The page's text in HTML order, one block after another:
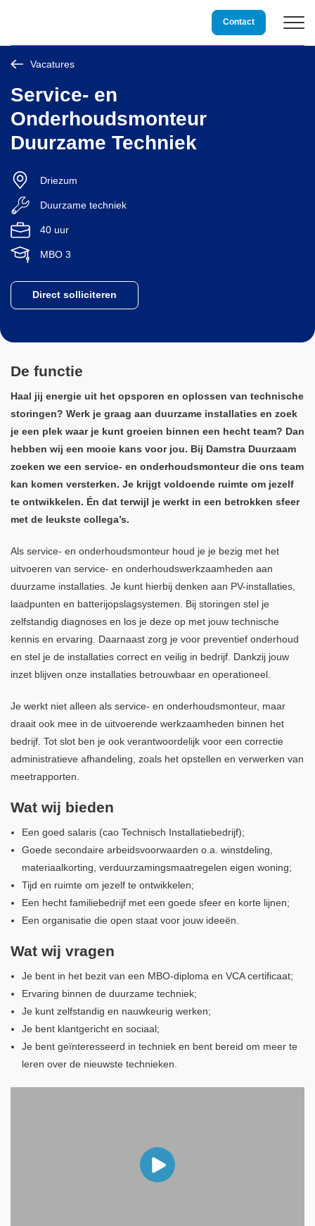
Duurzame techniek
Installatietechniek
Service & Onderhoud
Over Damstra
Vacatures
Projecten
Nieuws
Inloggen
Contact
Vacatures
Service- en
Onderhoudsmonteur
Duurzame Techniek
Driezum
Duurzame techniek
40 uur
MBO 3
Direct solliciteren
De functie
Haal jij energie uit het opsporen en oplossen van technische
storingen? Werk je graag aan duurzame installaties en zoek
je een plek waar je kunt groeien binnen een hecht team? Dan
hebben wij een mooie kans voor jou. Bij Damstra Duurzaam
zoeken we een service- en onderhoudsmonteur die ons team
kan komen versterken. Je krijgt voldoende ruimte om jezelf
te ontwikkelen. Én dat terwijl je werkt in een betrokken sfeer
met de leukste collega’s.
Als service- en onderhoudsmonteur houd je je bezig met het
uitvoeren van service- en onderhoudswerkzaamheden aan
duurzame installaties. Je kunt hierbij denken aan PV-installaties,
laadpunten en batterijopslagsystemen. Bij storingen stel je
zelfstandig diagnoses en los je deze op met jouw technische
kennis en ervaring. Daarnaast zorg je voor preventief onderhoud
en stel je de installaties correct en veilig in bedrijf. Dankzij jouw
inzet blijven onze installaties betrouwbaar en operationeel.
Je werkt niet alleen als service- en onderhoudsmonteur, maar
draait ook mee in de uitvoerende werkzaamheden binnen het
bedrijf. Tot slot ben je ook verantwoordelijk voor een correctie
administratieve afhandeling, zoals het opstellen en verwerken van
meetrapporten.
Wat wij bieden
Een goed salaris (cao Technisch Installatiebedrijf);
Goede secondaire arbeidsvoorwaarden o.a. winstdeling,
materiaalkorting, verduurzamingsmaatregelen eigen woning;
Tijd en ruimte om jezelf te ontwikkelen;
Een hecht familiebedrijf met een goede sfeer en korte lijnen;
Een organisatie die open staat voor jouw ideeën.
Wat wij vragen
Je bent in het bezit van een MBO-diploma en VCA certificaat;
Ervaring binnen de duurzame techniek;
Je kunt zelfstandig en nauwkeurig werken;
Je bent klantgericht en sociaal;
Je bent geïnteresseerd in techniek en bent bereid om meer te
leren over de nieuwste technieken.